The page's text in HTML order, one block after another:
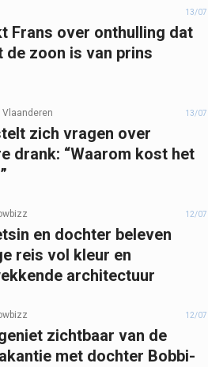
13/07
Frans over onthulling dat
de zoon is van prins
13/07
zich vragen over
drank: “Waarom kost het
12/07
en dochter beleven
reis vol kleur en
architectuur
12/07
zichtbaar van de
met dochter Bobbi-